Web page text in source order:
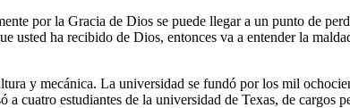
por la Gracia de Dios se puede llegar a un punto de
usted ha recibido de Dios, entonces va a entender la
y mecánica. La universidad se fundó por los mil
cuatro estudiantes de la universidad de Texas, de cargos